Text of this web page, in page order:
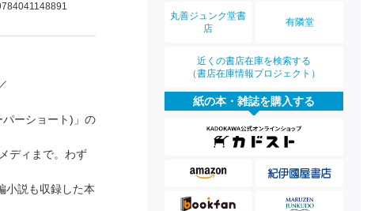
ーショート)」の
ディまで。わず
小説も収録した本
丸善ジュンク堂書
店
有隣堂
近くの書店在庫を検索する
（書店在庫情報プロジェクト）
紙の本・雑誌を購入する